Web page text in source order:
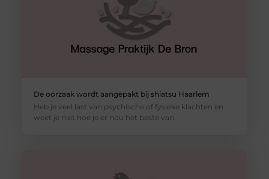
De oorzaak wordt aangepakt bij shiatsu Haarlem
Heb je veel last van psychische of fysieke klachten en
weet je niet hoe je er nou het beste van